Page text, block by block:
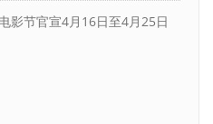
影节官宣4月16日至4月25日